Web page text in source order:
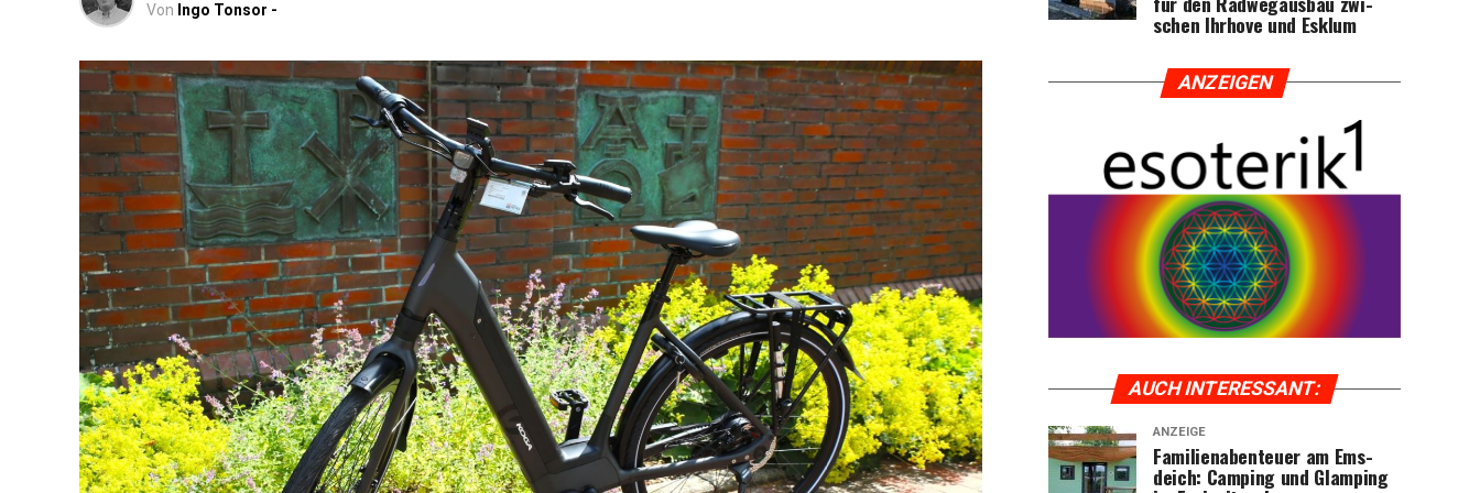
Von Ingo Tonsor - schen Ihr­ho­ve und Esklum
ANZEI­GEN
AUCH INTER­ES­SANT:
ANZEIGE
Fami­li­en­aben­teu­er am Ems­
deich: Cam­ping und Glam­ping